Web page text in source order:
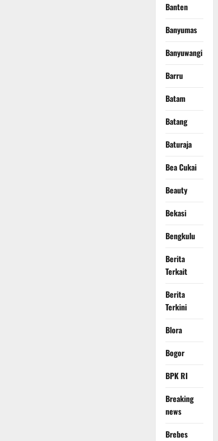
Banten
Banyumas
Banyuwangi
Barru
Batam
Batang
Baturaja
Bea Cukai
Beauty
Bekasi
Bengkulu
Berita
Terkait
Berita
Terkini
Blora
Bogor
BPK RI
Breaking
news
Brebes